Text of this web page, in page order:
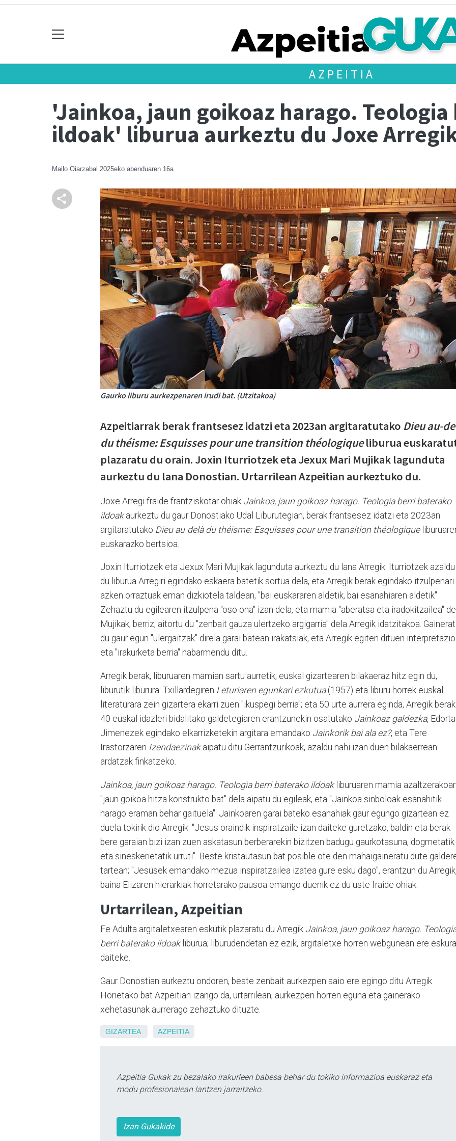
AZPEITIA
'Jainkoa, jaun goikoaz harago.
ildoak' liburua aurkeztu du Joxe
Mailo Oiarzabal 2025eko abenduaren 16a
Gaurko liburu aurkezpenaren irudi bat. (Utzitakoa)
Azpeitiarrak berak frantsesez idatzi eta 2023an argitaratutako Dieu au-
du théisme: Esquisses pour une transition théologiqueliburua
plazaratu du orain. Joxin Iturriotzek eta Jexux Mari Mujikak lagunduta
aurkeztu du lana Donostian. Urtarrilean Azpeitian aurkeztuko du.
Joxe Arregi fraide frantziskotar ohiak Jainkoa, jaun goikoaz harago. Teologia berri baterako
ildoakaurkeztu du gaur Donostiako Udal Liburutegian, berak frantsesez idatzi eta 2023an
argitaratutako Dieu au-delà du théisme: Esquisses pour une transition théologique
euskarazko bertsioa.
Joxin Iturriotzek eta Jexux Mari Mujikak lagunduta aurkeztu du lana Arregik. Iturriotzek azaldu
du liburua Arregiri egindako eskaera batetik sortua dela, eta Arregik berak egindako itzulpenari
azken orraztuak eman dizkiotela taldean, "bai euskararen aldetik, bai esanahiaren aldetik".
Zehaztu du egilearen itzulpena "oso ona" izan dela, eta mamia "aberatsa eta iradokitzailea"
Mujikak, berriz, aitortu du "zenbait gauza ulertzeko argigarria" dela Arregik idatzitakoa.
du gaur egun "ulergaitzak" direla garai batean irakatsiak, eta Arregik egiten dituen
eta "irakurketa berria" nabarmendu ditu.
Arregik berak, liburuaren mamian sartu aurretik, euskal gizartearen bilakaeraz hitz egin du,
liburutik liburura: Txillardegiren Leturiaren egunkari ezkutua(1957) eta liburu horrek euskal
literaturara zein gizartera ekarri zuen "ikuspegi berria"; eta 50 urte aurrera eginda, Arregik berak
40 euskal idazleri bidalitako galdetegiaren erantzunekin osatutako Jainkoaz galdezka, Edorta
Jimenezek egindako elkarrizketekin argitara emandako Jainkorik bai ala ez?, eta Tere
Irastorzaren Izendaezinakaipatu ditu Gerrantzurikoak, azaldu nahi izan duen bilakaerrean
ardatzak finkatzeko.
Jainkoa, jaun goikoaz harago. Teologia berri baterako ildoakliburuaren mamia
"jaun goikoa hitza konstrukto bat" dela aipatu du egileak, eta "Jainkoa sinboloak esanahitik
harago eraman behar gaituela". Jainkoaren garai bateko esanahiak gaur egungo gizartean ez
duela tokirik dio Arregik: "Jesus oraindik inspiratzaile izan daiteke guretzako, baldin eta berak
bere garaian bizi izan zuen askatasun berberarekin bizitzen badugu gaurkotasuna, dogmetatik
eta sineskerietatik urruti". Beste kristautasun bat posible ote den mahaigaineratu dute
tartean; "Jesusek emandako mezua inspiratzailea izatea gure esku dago", erantzun du Arregik,
baina Elizaren hierarkiak horretarako pausoa emango duenik ez du uste fraide ohiak.
Urtarrilean, Azpeitian
Fe Adulta argitaletxearen eskutik plazaratu du Arregik Jainkoa, jaun goikoaz harago.
berri baterako ildoakliburua; liburudendetan ez ezik, argitaletxe horren webgunean ere eskura
daiteke.
Gaur Donostian aurkeztu ondoren, beste zenbait aurkezpen saio ere egingo ditu Arregik.
Horietako bat Azpeitian izango da, urtarrilean; aurkezpen horren eguna eta gainerako
xehetasunak aurrerago zehaztuko dituzte.
GIZARTEA AZPEITIA
Azpeitia Gukak zu bezalako irakurleen babesa behar du tokiko informazioa euskaraz eta
modu profesionalean lantzen jarraitzeko.
Izan Gukakide